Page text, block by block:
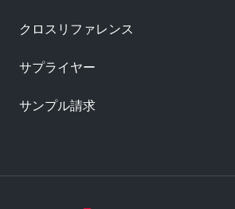
クロスリファレンス
サプライヤー
サンプル請求